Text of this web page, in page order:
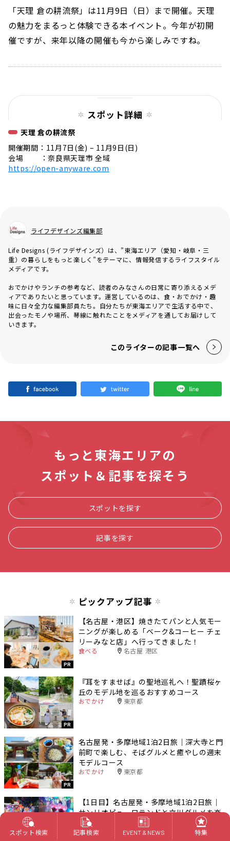
「天理 倉の耕流祭」は11月9日（日）まで開催。天理
の魅力をまるっと体験できる本イベント。今年が初開
催ですが、来年以降の開催も今から楽しみですね。
スポット詳細
天理 倉の耕流祭
開催期間：11月7日(金) – 11月9日(日)
会場 ：奈良県天理市 全域
https://open-anyware.com
ライフデザインズ編集部
Life Designs (ライフデザインズ）は、”東海エリア（愛知・岐阜・三
重）の暮らしをもっと楽しく”をテーマに、情報発信するライフスタイル
メディアです。
おでかけやランチの参考など、読者のみなさんの日常に寄り添えるメデ
ィアでありたいと思っています。運営しているのは、食・おでかけ・趣
味に日々全力な編集部員たち。自分たちが東海エリアで生活する中で、
出会ったモノや場所、琴線に触れたことをメディアを通してお届けして
いきます。
このライターの記事一覧へ
もっと東海エリアの
スポット＆記事を探そう
スポットを探す
記事を探す
ピックアップ記事
PR
【名古屋・港区】焼きたてパンと人気モー
ニングが楽しめる「ベーク&コーヒー チェ
リーみなと店」へ行ってきました！
食べる 名古屋 港区
PR
『耳をすませば』の聖地巡礼へ！聖蹟桜ヶ
丘のモデル地を巡るおすすめコース
おでかけ 東京都
PR
名古屋発・多摩地域1泊2日旅｜深大寺と門
前町で楽しむ、そばグルメと癒やしの週末
モデルコース
おでかけ 東京都
【1日目】名古屋発・多摩地域1泊2日旅｜
サンリオピューロランドと立川グルメを楽
しむ週末モデルコース
おでかけ 東京都
スポット検索 記事検索 EVENT & NEWS 特集